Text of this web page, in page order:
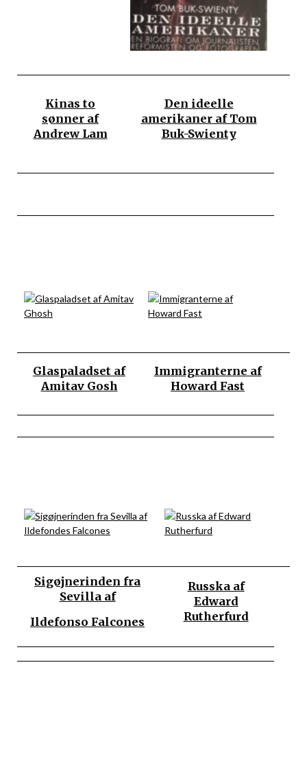
Kinas to
sønner af
Andrew Lam
Den ideelle
amerikaner af Tom
Buk-Swienty
Glaspaladset af
Amitav Gosh
Immigranterne af
Howard Fast
Sigøjnerinden fra
Sevilla af
Ildefonso Falcones
Russka af
Edward
Rutherfurd